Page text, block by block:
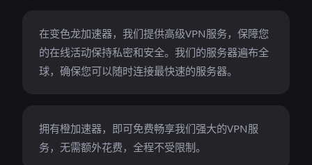
在变色龙加速器，我们提供高级VPN服务，保障您
的在线活动保持私密和安全。我们的服务器遍布全
球，确保您可以随时连接最快速的服务器。
拥有橙加速器，即可免费畅享我们强大的VPN服
务，无需额外花费，全程不受限制。